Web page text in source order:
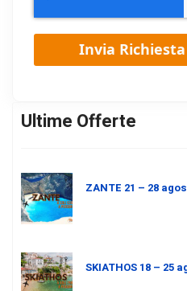
Ultime Offerte
ZANTE 21 – 28
SKIATHOS 18 – 25